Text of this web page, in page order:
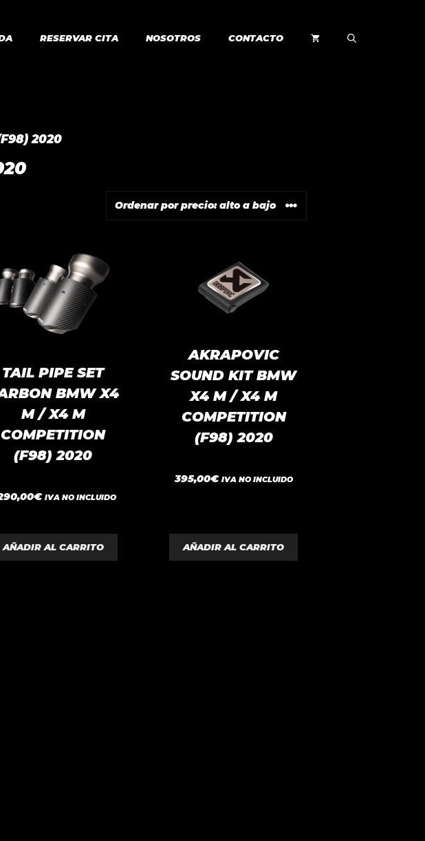
RESERVAR CITA NOSOTROS CONTACTO
2020
TAIL PIPE SET
BMW X4
M / X4 M
COMPETITION
(F98) 2020
0
d€ IVA NO INCLUIDO
AÑADIR AL CARRITO
AKRAPOVIC
SOUND KIT BMW
X4 M / X4 M
COMPETITION
(F98) 2020
0
d
395,00€ IVA NO INCLUIDO
AÑADIR AL CARRITO